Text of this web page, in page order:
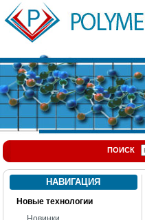
ПОИСК
НАВИГАЦИЯ
Новые технологии